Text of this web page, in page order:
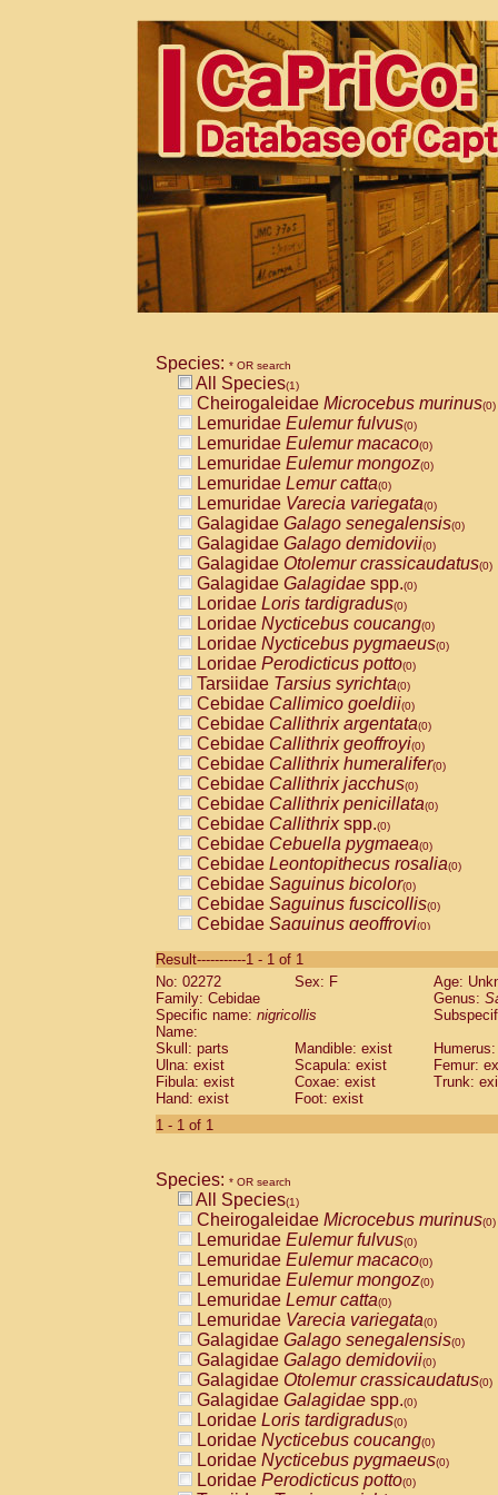
Species: * OR search
All Species(1)
Cheirogaleidae Microcebus murinus(0)
Lemuridae Eulemur fulvus(0)
Lemuridae Eulemur macaco(0)
Lemuridae Eulemur mongoz(0)
Lemuridae Lemur catta(0)
Lemuridae Varecia variegata(0)
Galagidae Galago senegalensis(0)
Galagidae Galago demidovii(0)
Galagidae Otolemur crassicaudatus(0)
Galagidae Galagidae spp.(0)
Loridae Loris tardigradus(0)
Loridae Nycticebus coucang(0)
Loridae Nycticebus pygmaeus(0)
Loridae Perodicticus potto(0)
Tarsiidae Tarsius syrichta(0)
Cebidae Callimico goeldii(0)
Cebidae Callithrix argentata(0)
Cebidae Callithrix geoffroyi(0)
Cebidae Callithrix humeralifer(0)
Cebidae Callithrix jacchus(0)
Cebidae Callithrix penicillata(0)
Cebidae Callithrixspp.(0)
Cebidae Cebuella pygmaea(0)
Cebidae Leontopithecus rosalia(0)
Cebidae Saguinus bicolor(0)
Cebidae Saguinus fuscicollis(0)
Cebidae Saguinus geoffroyi(0)
CebidaeSaguinus labiatus(0)
Cebidae Saguinus leucopus (0)
Cebidae
CebidaeSaguinus mystax
Cebidae Saguinus nigricollis (1)
Cebidae Saguinus oedipus
Cebidae Saguinus weddelli
Cebidae Saguinusspp.
Cebidae
CebidaeCebus capucinus
CebidaeCebus nigrivittatus
CebidaeCebus spp.(0)
CebidaeSaimiri boliviensis(0)
CebidaeSaimiri sciureus(0)
AtelidaeAlouatta caraya(0)
AtelidaeAlouatta fusca(0)
AtelidaeAlouatta seniculus(0)
AtelidaeAlouattaspp.(0)
AtelidaeAteles belzebuth(0)
AtelidaeAteles geoffroyi(0)
AtelidaeAteles paniscus(0)
AtelidaeAtelesspp.(0)
AtelidaeLagothrix lagothricha(0)
AtelidaeLagothrix lagothricha cana
PitheciidaeCacajao calvus
Result-----------1 - 1 of 1
No: 02272
Sex: F
Age:
Family: Cebidae
Genus:
Specific name: nigricollis
Name:
Skull: parts
Mandible: exist
Ulna: exist
Scapula: exist
Femur:
Fibula: exist
Coxae: exist
Trunk:
Hand: exist
Foot: exist
1 - 1 of 1
Species: * OR search
All Species(1)
Cheirogaleidae Microcebus murinus(0)
Lemuridae Eulemur fulvus(0)
Lemuridae Eulemur macaco(0)
Lemuridae Eulemur mongoz(0)
Lemuridae Lemur catta(0)
Lemuridae Varecia variegata(0)
Galagidae Galago senegalensis(0)
Galagidae Galago demidovii(0)
Galagidae Otolemur crassicaudatus(0)
Galagidae Galagidae spp.(0)
Loridae Loris tardigradus(0)
Loridae Nycticebus coucang(0)
Loridae Nycticebus pygmaeus(0)
Loridae Perodicticus potto(0)